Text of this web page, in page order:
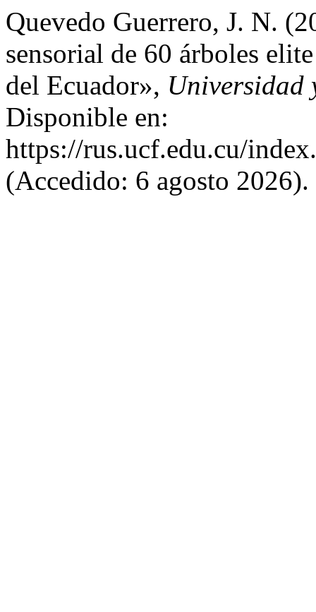
Quevedo Guerrero, J. N.
sensorial de 60 árboles
del Ecuador», Universidad
Disponible en:
https://rus.ucf.edu.cu/
(Accedido: 6 agosto 2026).